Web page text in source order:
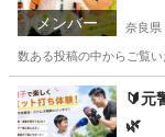
メンバー 奈良県
数ある投稿の中からご覧
奈良 橿原市 九
🔰元
🌿